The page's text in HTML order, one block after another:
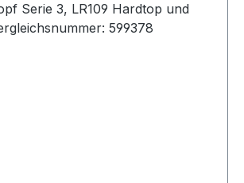
Serie 3, LR109 Hardtop und
599378